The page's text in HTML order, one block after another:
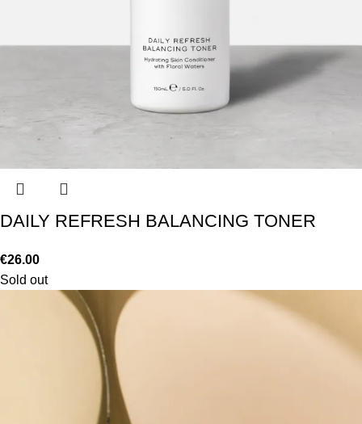
DAILY REFRESH BALANCING TONER
€26.00
Sold out